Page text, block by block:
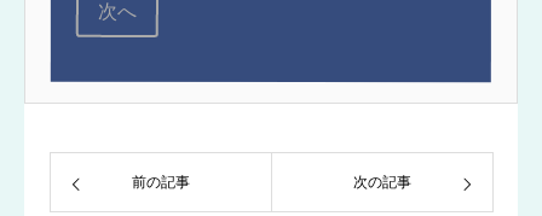
次へ
前の記事 次の記事